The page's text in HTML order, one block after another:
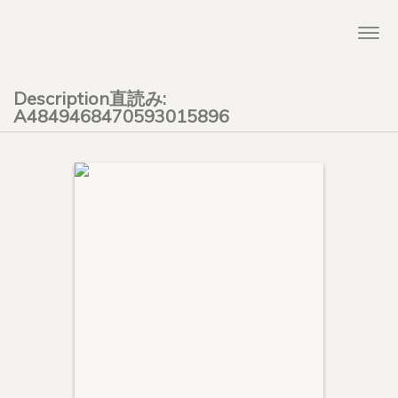
Description直読み:
A4849468470593015896